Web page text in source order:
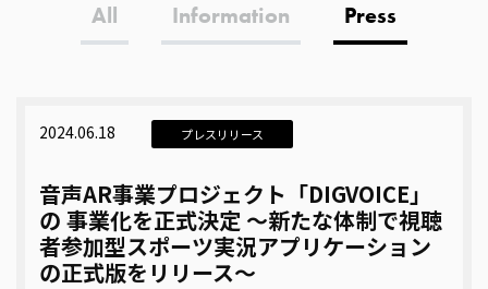
All Information Press
2024.06.18 プレスリリース
音声AR事業プロジェクト「DIGVOICE」
の 事業化を正式決定 ～新たな体制で視聴
者参加型スポーツ実況アプリケーション
の正式版をリリース～